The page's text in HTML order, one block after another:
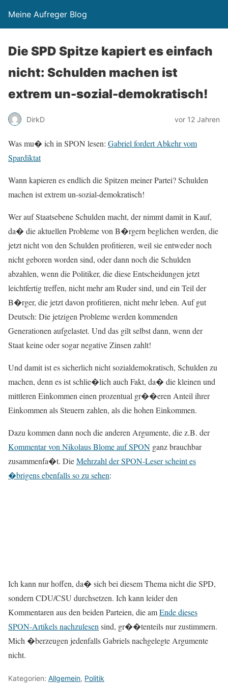
Meine Aufreger Blog
Die SPD Spitze kapiert es einfach
nicht: Schulden machen ist
extrem un-sozial-demokratisch!
DirkD vor 12 Jahren
Was mu� ich in SPON lesen: Gabriel fordert Abkehr vom
Spardiktat
Wann kapieren es endlich die Spitzen meiner Partei? Schulden
machen ist extrem un-sozial-demokratisch!
Wer auf Staatsebene Schulden macht, der nimmt damit in Kauf,
da� die aktuellen Probleme von B�rgern beglichen werden, die
jetzt nicht von den Schulden profitieren, weil sie entweder noch
nicht geboren worden sind, oder dann noch die Schulden
abzahlen, wenn die Politiker, die diese Entscheidungen jetzt
leichtfertig treffen, nicht mehr am Ruder sind, und ein Teil der
B�rger, die jetzt davon profitieren, nicht mehr leben. Auf gut
Deutsch: Die jetzigen Probleme werden kommenden
Generationen aufgelastet. Und das gilt selbst dann, wenn der
Staat keine oder sogar negative Zinsen zahlt!
Und damit ist es sicherlich nicht sozialdemokratisch, Schulden zu
machen, denn es ist schlie�lich auch Fakt, da� die kleinen und
mittleren Einkommen einen prozentual gr��eren Anteil ihrer
Einkommen als Steuern zahlen, als die hohen Einkommen.
Dazu kommen dann noch die anderen Argumente, die z.B. der
Kommentar von Nikolaus Blome auf SPON ganz brauchbar
zusammenfa�t. DieMehrzahl der SPON-Leser scheint es
�brigens ebenfalls so zu sehen:
Ich kann nur hoffen, da� sich bei diesem Thema nicht die SPD,
sondern CDU/CSU durchsetzen. Ich kann leider den
Kommentaren aus den beiden Parteien, die amEnde dieses
SPON-Artikels nachzulesen sind, gr��tenteils nur zustimmern.
Mich �berzeugen jedenfalls Gabriels nachgelegte Argumente
nicht.
Kategorien: Allgemein, Politik